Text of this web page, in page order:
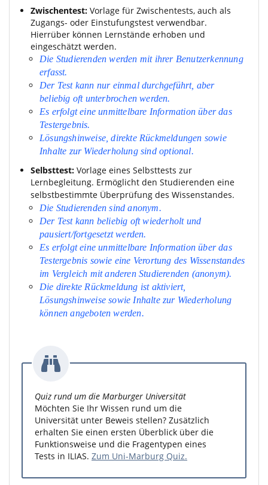
Zwischentest: Vorlage für Zwischentests, auch als
Zugangs- oder Einstufungstest verwendbar.
Hierrüber können Lernstände erhoben und
eingeschätzt werden.
Die Studierenden werden mit ihrer Benutzerkennung
erfasst.
Der Test kann nur einmal durchgeführt, aber
beliebig oft unterbrochen werden.
Es erfolgt eine unmittelbare Information über das
Testergebnis.
Lösungshinweise, direkte Rückmeldungen sowie
Inhalte zur Wiederholung sind optional.
Selbsttest: Vorlage eines Selbsttests zur
Lernbegleitung. Ermöglicht den Studierenden eine
selbstbestimmte Überprüfung des Wissenstandes.
Die Studierenden sind anonym.
Der Test kann beliebig oft wiederholt und
pausiert/fortgesetzt werden.
Es erfolgt eine unmittelbare Information über das
Testergebnis sowie eine Verortung des Wissenstandes
im Vergleich mit anderen Studierenden (anonym).
Die direkte Rückmeldung ist aktiviert,
Lösungshinweise sowie Inhalte zur Wiederholung
können angeboten werden.
Quiz rund um die Marburger Universität
Möchten Sie Ihr Wissen rund um die
Universität unter Beweis stellen? Zusätzlich
erhalten Sie einen ersten Überblick über die
Funktionsweise und die Fragentypen eines
Tests in ILIAS. Zum Uni-Marburg Quiz.